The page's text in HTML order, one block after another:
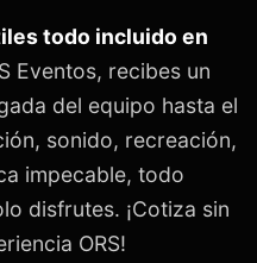
todo incluido en
Eventos, recibes un
del equipo hasta el
sonido, recreación,
impecable, todo
disfrutes. ¡Cotiza sin
ORS!